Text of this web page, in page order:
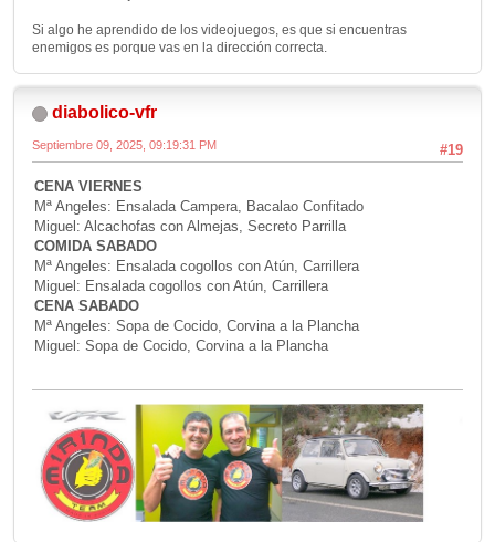
Si algo he aprendido de los videojuegos, es que si encuentras
enemigos es porque vas en la dirección correcta.
diabolico-vfr
#19
Septiembre 09, 2025, 09:19:31 PM
CENA VIERNES
Mª Angeles: Ensalada Campera, Bacalao Confitado
Miguel: Alcachofas con Almejas, Secreto Parrilla
COMIDA SABADO
Mª Angeles: Ensalada cogollos con Atún, Carrillera
Miguel: Ensalada cogollos con Atún, Carrillera
CENA SABADO
Mª Angeles: Sopa de Cocido, Corvina a la Plancha
Miguel: Sopa de Cocido, Corvina a la Plancha